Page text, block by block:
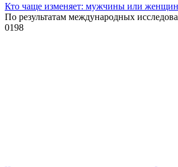
Кто чаще изменяет: мужчины или
По результатам международных
0198